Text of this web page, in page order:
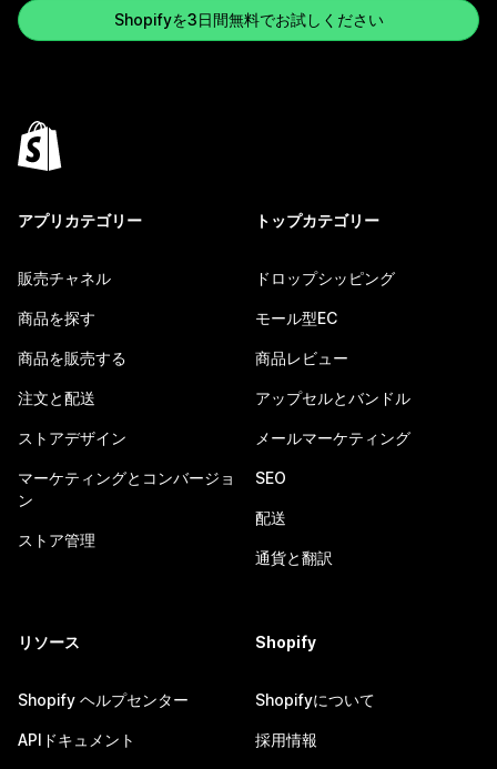
Shopifyを3日間無料でお試しください
アプリカテゴリー
販売チャネル
商品を探す
商品を販売する
注文と配送
ストアデザイン
マーケティングとコンバージョ
ン
ストア管理
トップカテゴリー
ドロップシッピング
モール型EC
商品レビュー
アップセルとバンドル
メールマーケティング
SEO
配送
通貨と翻訳
リソース
Shopify ヘルプセンター
APIドキュメント
Shopify
Shopifyについて
採用情報